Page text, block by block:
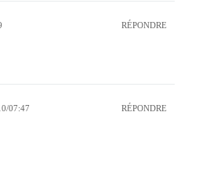
RÉPONDRE
07:47 RÉPONDRE